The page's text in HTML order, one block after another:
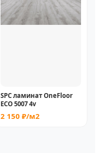
SPC ламинат OneFloor
ЕСО 5007 4v
2 150 ₽/м2